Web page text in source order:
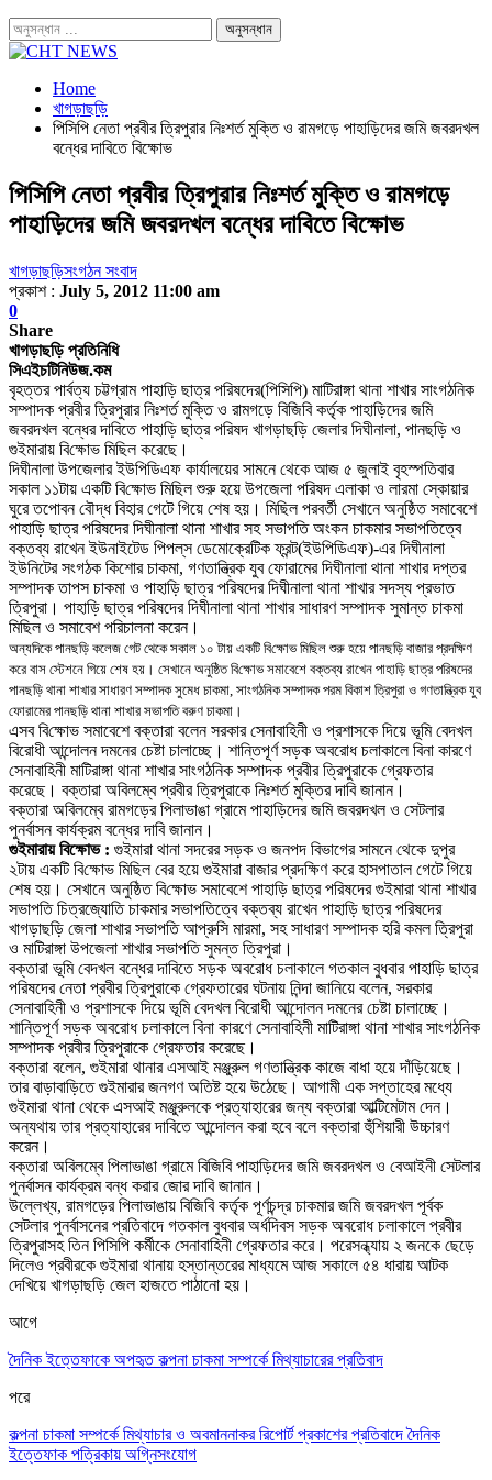
Home
খাগড়াছড়ি
পিসিপি নেতা প্রবীর ত্রিপুরার নিঃশর্ত মুক্তি ও রামগড়ে পাহাড়িদের জমি জবরদখল
বন্ধের দাবিতে বিক্ষোভ
পিসিপি নেতা প্রবীর ত্রিপুরার নিঃশর্ত মুক্তি ও রামগড়ে
পাহাড়িদের জমি জবরদখল বন্ধের দাবিতে বিক্ষোভ
খাগড়াছড়িসংগঠন সংবাদ
প্রকাশ : July 5, 2012 11:00 am
0
Share
খাগড়াছড়ি প্রতিনিধি
সিএইচটিনিউজ.কম
বৃহত্তর পার্বত্য চট্টগ্রাম পাহাড়ি ছাত্র পরিষদের(পিসিপি) মাটিরাঙ্গা থানা শাখার সাংগঠনিক
সম্পাদক প্রবীর ত্রিপুরার নিঃশর্ত মুক্তি ও রামগড়ে বিজিবি কর্তৃক পাহাড়িদের জমি
জবরদখল বন্ধের দাবিতে পাহাড়ি ছাত্র পরিষদ খাগড়াছড়ি জেলার দিঘীনালা, পানছড়ি ও
গুইমারায় বিক্ষোভ মিছিল করেছে।
দিঘীনালা উপজেলার ইউপিডিএফ কার্যালয়ের সামনে থেকে আজ ৫ জুলাই বৃহস্পতিবার
সকাল ১১টায় একটি বিক্ষোভ মিছিল শুরু হয়ে উপজেলা পরিষদ এলাকা ও লারমা স্কোয়ার
ঘুরে তপোবন বৌদ্ধ বিহার গেটে গিয়ে শেষ হয় । মিছিল পরবর্তী সেখানে অনুষ্ঠিত সমাবেশে
পাহাড়ি ছাত্র পরিষদের দিঘীনালা থানা শাখার সহ সভাপতি অংকন চাকমার সভাপতিত্বে
বক্তব্য রাখেন ইউনাইটেড পিপল্‌স ডেমোক্রেটিক ফ্রন্ট(ইউপিডিএফ)-এর দিঘীনালা
ইউনিটের সংগঠক কিশোর চাকমা, গণতান্ত্রিক যুব ফোরামের দিঘীনালা থানা শাখার দপ্তর
সম্পাদক তাপস চাকমা ও পাহাড়ি ছাত্র পরিষদের দিঘীনালা থানা শাখার সদস্য প্রভাত
ত্রিপুরা । পাহাড়ি ছাত্র পরিষদের দিঘীনালা থানা শাখার সাধারণ সম্পাদক সুমান্ত চাকমা
মিছিল ও সমাবেশ পরিচালনা করেন।
অন্যদিকে পানছড়ি কলেজ গেট থেকে সকাল ১০ টায় একটি বিক্ষোভ মিছিল শুরু হয়ে পানছড়ি বাজার প্রদক্ষিণ
করে বাস স্টেশনে গিয়ে শেষ হয় । সেখানে অনুষ্ঠিত বিক্ষোভ সমাবেশে বক্তব্য রাখেন পাহাড়ি ছাত্র পরিষদের
পানছড়ি থানা শাখার সাধারণ সম্পাদক সুমেধ চাকমা সাংগঠনিক সম্পাদক পরম বিকাশ ত্রিপুরা ও গণতান্ত্রিক যুব
ফোরামের পানছড়ি থানা শাখার সভাপতি বরুণ চাকমা ।
এসব বিক্ষোভ সমাবেশে বক্তারা বলেন সরকার সেনাবাহিনী ও প্রশাসকে দিয়ে ভূমি বেদখল
বিরোধী আন্দোলন দমনের চেষ্টা চালাচ্ছে । শান্তিপূর্ণ সড়ক অবরোধ চলাকালে বিনা কারণে
সেনাবাহিনী মাটিরাঙ্গা থানা শাখার সাংগঠনিক সম্পাদক প্রবীর ত্রিপুরাকে গ্রেফতার
করেছে। বক্তারা অবিলম্বে প্রবীর ত্রিপুরাকে নিঃশর্ত মুক্তির দাবি জানান।
বক্তারা অবিলম্বে রামগড়ের পিলাভাঙা গ্রামে পাহাড়িদের জমি জবরদখল ও সেটলার
পুনর্বাসন কার্যক্রম বন্ধের দাবি জানান।
গুইমারায় বিক্ষোভ: গুইমারা থানা সদরের সড়ক ও জনপদ বিভাগের সামনে থেকে দুপুর
২টায় একটি বিক্ষোভ মিছিল বের হয়ে গুইমারা বাজার প্রদক্ষিণ করে হাসপাতাল গেটে গিয়ে
শেষ হয় । সেখানে অনুষ্ঠিত বিক্ষোভ সমাবেশে পাহাড়ি ছাত্র পরিষদের গুইমারা থানা শাখার
সভাপতি চিত্রজ্যোতি চাকমার সভাপতিত্বে বক্তব্য রাখেন পাহাড়ি ছাত্র পরিষদের
খাগড়াছড়ি জেলা শাখার সভাপতি আপ্রুসি মারমা, সহ সাধারণ সম্পাদক হরি কমল ত্রিপুরা
ও মাটিরাঙ্গা উপজেলা শাখার সভাপতি সুমন্ত ত্রিপুরা ।
বক্তারা ভূমি বেদখল বন্ধের দাবিতে সড়ক অবরোধ চলাকালে গতকাল বুধবার পাহাড়ি ছাত্র
পরিষদের নেতা প্রবীর ত্রিপুরাকে গ্রেফতারের ঘটনায় নিন্দা জানিয়ে বলেন, সরকার
সেনাবাহিনী ও প্রশাসকে দিয়ে ভূমি বেদখল বিরোধী আন্দোলন দমনের চেষ্টা চালাচ্ছে ।
শান্তিপূর্ণ সড়ক অবরোধ চলাকালে বিনা কারণে সেনাবাহিনী মাটিরাঙ্গা থানা শাখার সাংগঠনিক
সম্পাদক প্রবীর ত্রিপুরাকে গ্রেফতার করেছে।
বক্তারা বলেন, গুইমারা থানার এসআই মঞ্জুরুল গণতান্ত্রিক কাজে বাধা হয়ে দাঁড়িয়েছে।
তার বাড়াবাড়িতে গুইমারার জনগণ অতিষ্ট হয়ে উঠেছে। আগামী এক সপ্তাহের মধ্যে
গুইমারা থানা থেকে এসআই মঞ্জুরুলকে প্রত্যাহারের জন্য বক্তারা আল্টিমেটাম দেন।
অন্যথায় তার প্রত্যাহারের দাবিতে আন্দোলন করা হবে বলে বক্তারা হুঁশিয়ারী উচ্চারণ
করেন।
বক্তারা অবিলম্বে পিলাভাঙা গ্রামে বিজিবি পাহাড়িদের জমি জবরদখল ও বেআইনী সেটলার
পুনর্বাসন কার্যক্রম বন্ধ করার জোর দাবি জানান।
উল্লেখ্য, রামগড়ের পিলাভাঙায় বিজিবি কর্তৃক পূর্ণচন্দ্র চাকমার জমি জবরদখল পূর্বক
সেটলার পুনর্বাসনের প্রতিবাদে গতকাল বুধবার অর্ধদিবস সড়ক অবরোধ চলাকালে প্রবীর
ত্রিপুরাসহ তিন পিসিপি কর্মীকে সেনাবাহিনী গ্রেফতার করে। পরেসন্ধ্যায় ২ জনকে ছেড়ে
দিলেও প্রবীরকে গুইমারা থানায় হস্তান্তরের মাধ্যমে আজ সকালে৫৪ ধারায় আটক
দেখিয়ে খাগড়াছড়ি জেল হাজতে পাঠানো হয় ।
আগে
দৈনিক ইত্তেফাকে অপহৃত কল্পনা চাকমা সম্পর্কে মিথ্যাচারের প্রতিবাদ
পরে
কল্পনা চাকমা সম্পর্কে মিথ্যাচার ও অবমাননাকর রিপোর্ট প্রকাশের প্রতিবাদে দৈনিক
ইত্তেফাক পত্রিকায় অগ্নিসংযোগ